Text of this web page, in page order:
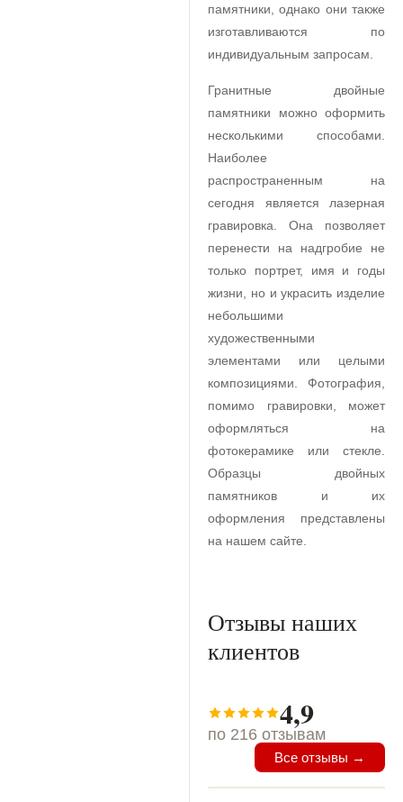
памятники, однако они также
изготавливаются по
индивидуальным запросам.
Гранитные двойные
памятники можно оформить
несколькими способами.
Наиболее
распространенным на
сегодня является лазерная
гравировка. Она позволяет
перенести на надгробие не
только портрет, имя и годы
жизни, но и украсить изделие
небольшими
художественными
элементами или целыми
композициями. Фотография,
помимо гравировки, может
оформляться на
фотокерамике или стекле.
Образцы двойных
памятников и их
оформления представлены
на нашем сайте.
Отзывы наших
клиентов
4,9
по 216 отзывам
Все отзывы →